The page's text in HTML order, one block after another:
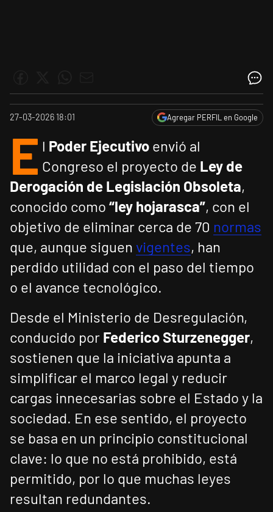
27-03-2026 18:01 Agregar PERFIL en Google
E l Poder Ejecutivo envió al
Congreso el proyecto de Ley de
Derogación de Legislación Obsoleta,
conocido como “ley hojarasca”, con el
objetivo de eliminar cerca de 70 normas
que, aunque siguen vigentes, han
perdido utilidad con el paso del tiempo
o el avance tecnológico.
Desde el Ministerio de Desregulación,
conducido por Federico Sturzenegger,
sostienen que la iniciativa apunta a
simplificar el marco legal y reducir
cargas innecesarias sobre el Estado y la
sociedad. En ese sentido, el proyecto
se basa en un principio constitucional
clave: lo que no está prohibido, está
permitido, por lo que muchas leyes
resultan redundantes.